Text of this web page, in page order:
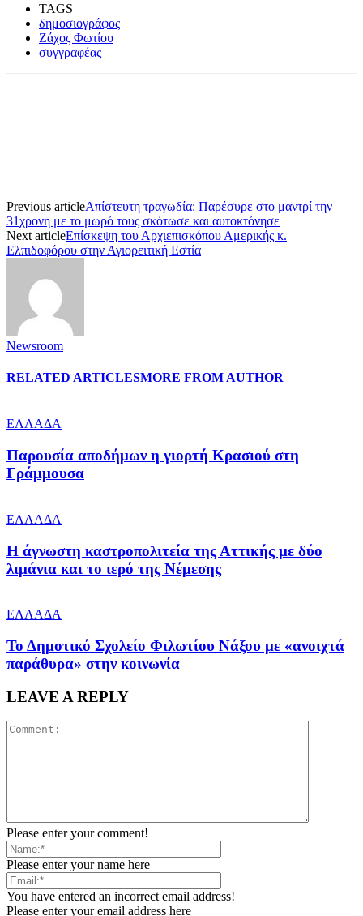
TAGS
δημοσιογράφος
Ζάχος Φωτίου
συγγραφέας
Previous articleΑπίστευτη τραγωδία: Παρέσυρε στο μαντρί την
31χρονη με το μωρό τους σκότωσε και αυτοκτόνησε
Next articleΕπίσκεψη του Αρχιεπισκόπου Αμερικής κ.
Ελπιδοφόρου στην Αγιορειτική Εστία
Newsroom
RELATED ARTICLESMORE FROM AUTHOR
ΕΛΛΑΔΑ
Παρουσία αποδήμων η γιορτή Κρασιού στη
Γράμμουσα
ΕΛΛΑΔΑ
Η άγνωστη καστροπολιτεία της Αττικής με δύο
λιμάνια και το ιερό της Νέμεσης
ΕΛΛΑΔΑ
Το Δημοτικό Σχολείο Φιλωτίου Νάξου με «ανοιχτά
παράθυρα» στην κοινωνία
LEAVE A REPLY
Please enter your comment!
Please enter your name here
You have entered an incorrect email address!
Please enter your email address here